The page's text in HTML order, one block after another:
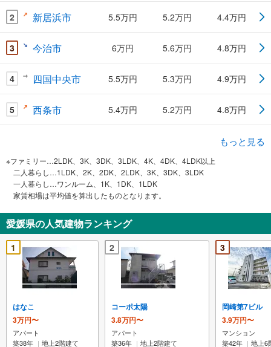
2 新居浜市 5.5万円 5.2万円 4.4万円
3 今治市 6万円 5.6万円 4.8万円
4 四国中央市 5.5万円 5.3万円 4.9万円
5 西条市 5.4万円 5.2万円 4.8万円
もっと見る
※ファミリー…2LDK、3K、3DK、3LDK、4K、4DK、4LDK以上
二人暮らし…1LDK、2K、2DK、2LDK、3K、3DK、3LDK
一人暮らし…ワンルーム、1K、1DK、1LDK
家賃相場は平均値を算出したものとなります。
愛媛県の人気建物ランキング
1
はなこ
3万円〜
アパート
築38年
地上2階建て
2
コーポ太陽
3.8万円〜
アパート
築36年
地上2階建て
3
岡崎第7ビル
3.9万円〜
マンション
築42年
地上6